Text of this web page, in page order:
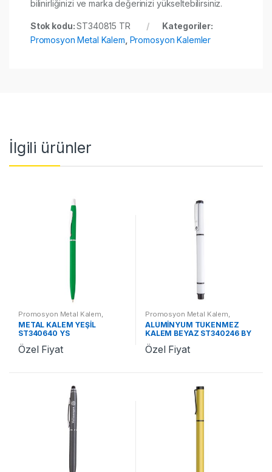
bilinirliğinizi ve marka değerinizi yükseltebilirsiniz.
Stok kodu:ST340815 TR
Kategoriler:
Promosyon Metal Kalem Promosyon Kalemler
İlgili ürünler
Promosyon Metal Kalem
Promosyon Kalemler
METAL KALEM YEŞİL
ST340640 YS
Özel Fiyat
Promosyon Metal Kalem
Promosyon Kalemler
ALÜMİNYUM TÜKENMEZ
KALEM BEYAZ ST340246 BY
Özel Fiyat